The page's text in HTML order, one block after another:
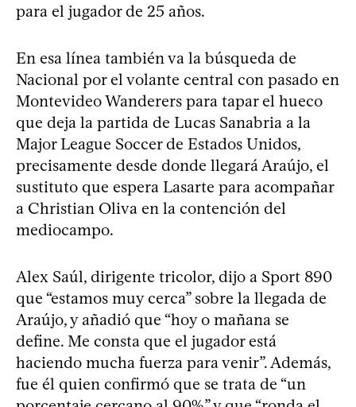
para el jugador de 25 años.
En esa línea también va la búsqueda de
Nacional por el volante central con pasado en
Montevideo Wanderers para tapar el hueco
que deja la partida de Lucas Sanabria a la
Major League Soccer de Estados Unidos,
precisamente desde donde llegará Araújo, el
sustituto que espera Lasarte para acompañar
a Christian Oliva en la contención del
mediocampo.
Alex Saúl, dirigente tricolor, dijo a Sport 890
que “estamos muy cerca” sobre la llegada de
Araújo, y añadió que “hoy o mañana se
define. Me consta que el jugador está
haciendo mucha fuerza para venir”. Además,
fue él quien confirmó que se trata de “un